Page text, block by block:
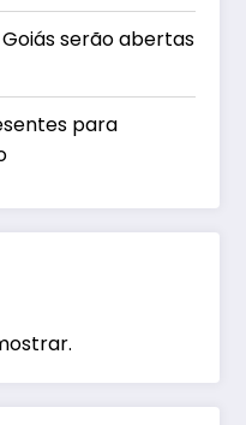
serão abertas
para